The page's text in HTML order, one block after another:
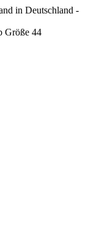
in Deutschland -
Größe 44